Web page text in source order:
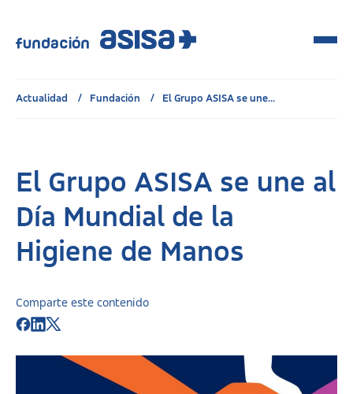
Actualidad Fundación El Grupo ASISA se une...
El Grupo ASISA se une al
Día Mundial de la
Higiene de Manos
Comparte este contenido